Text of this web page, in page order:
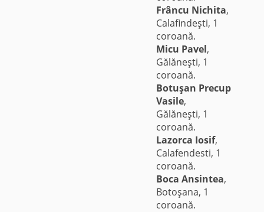
Frâncu Nichita,
Calafindeşti, 1
coroană.
Micu Pavel,
Gălăneşti, 1
coroană.
Botuşan Precup
Vasile,
Gălăneşti, 1
coroană.
Lazorca Iosif,
Calafendesti, 1
coroană.
Boca Ansintea,
Botoşana, 1
coroană.